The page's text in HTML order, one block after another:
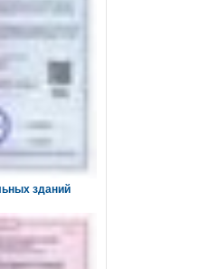
зданий